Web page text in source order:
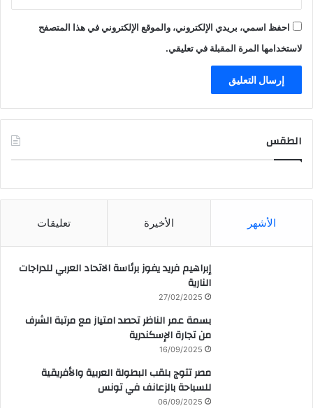
احفظ اسمي، بريدي الإلكتروني، والموقع الإلكتروني في هذا المتصفح
لاستخدامها المرة المقبلة في تعليقي.
الطقس
الأشهر الأخيرة تعليقات
إبراهيم فريد يفوز برئاسة الاتحاد العربي للدراجات
النارية
27/02/2025
بسمة عمر الناظر تحصد امتياز مع مرتبة الشرف
من تجارة الإسكندرية
16/09/2025
مصر تتوج بلقب البطولة العربية والأفريقية
للسباحة بالزعانف في تونس
06/09/2025